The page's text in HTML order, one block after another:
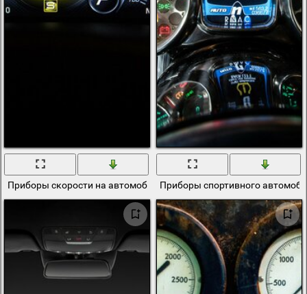
Приборы скорости на автомобиле, ночной режим
Приборы спортивного